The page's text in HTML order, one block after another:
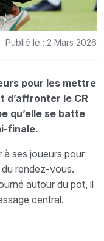
Publié le : 2 Mars 2026
pour les mettre
d’affronter le CR
qu’elle se batte
finale.
à ses joueurs pour
du rendez-vous.
autour du pot, il
central.